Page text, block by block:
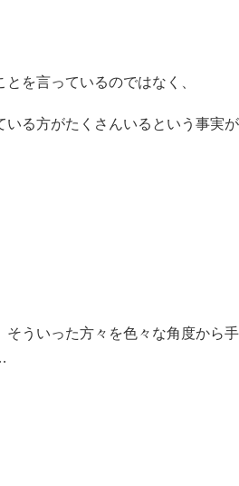
を言っているのではなく、
いる方がたくさんいるという事実
そういった方々を色々な角度から